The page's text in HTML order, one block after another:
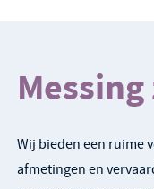
Wij bieden een ruime
afmetingen en